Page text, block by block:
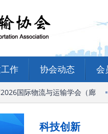
作 协会动态 会
国际物流与运输学会（廊
科技创新